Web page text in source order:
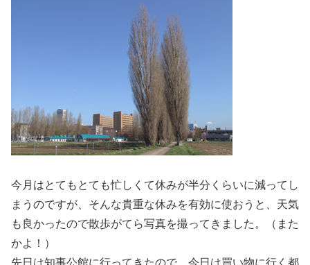
今月はとてもとても忙しくて休みが半分くらいに減ってし
まうのですが、そんな貴重な休みを有効に使おうと、天気
も良かったので散歩がてら写真を撮ってきました。（また
かよ！）
先日は知事公館に行ってきたので、今日は買い物に行く都